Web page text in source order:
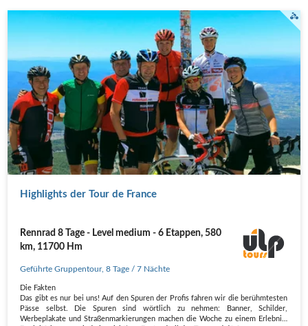
Am Mont Ventoux.
Highlights der Tour de France
Rennrad 8 Tage - Level medium - 6 Etappen, 580
km, 11700 Hm
Geführte Gruppentour,8 Tage / 7 Nächte
Die Fakten
Das gibt es nur bei uns! Auf den Spuren der Profis fahren wir die berühmtesten
Pässe selbst. Die Spuren sind wörtlich zu nehmen: Banner, Schilder,
Werbeplakate und Straßenmarkierungen machen die Woche zu einem Erlebnis.